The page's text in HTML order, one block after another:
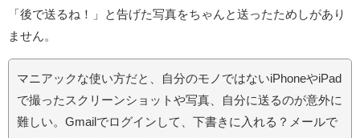
「後で送るね！」と告げた写真をちゃんと送ったためしがあり
ません。
マニアックな使い方だと、自分のモノではないiPhoneやiPad
で撮ったスクリーンショットや写真、自分に送るのが意外に
難しい。Gmailでログインして、下書きに入れる？メールで